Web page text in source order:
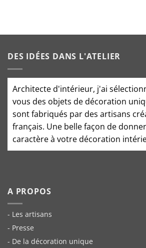
DES IDÉES DANS L'ATELIER
Architecte d'intérieur, j'ai
vous des objets de décoration
sont fabriqués par des artisans
français. Une belle façon de
caractère à votre décoration
A PROPOS
- Les artisans
- Presse
- De la décoration unique